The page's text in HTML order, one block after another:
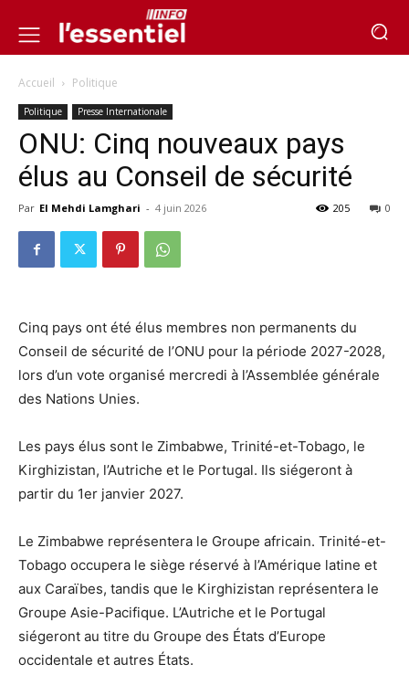
Accueil Politique
Politique Presse Internationale
ONU: Cinq nouveaux pays
élus au Conseil de sécurité
Par El Mehdi Lamghari - 4 juin 2026 0
205
Cinq pays ont été élus membres non permanents du
Conseil de sécurité de l’ONU pour la période 2027-2028,
lors d’un vote organisé mercredi à l’Assemblée générale
des Nations Unies.
Les pays élus sont le Zimbabwe, Trinité-et-Tobago, le
Kirghizistan, l’Autriche et le Portugal. Ils siégeront à
partir du 1er janvier 2027.
Le Zimbabwe représentera le Groupe africain. Trinité-et-
Tobago occupera le siège réservé à l’Amérique latine et
aux Caraïbes, tandis que le Kirghizistan représentera le
Groupe Asie-Pacifique. L’Autriche et le Portugal
siégeront au titre du Groupe des États d’Europe
occidentale et autres États.